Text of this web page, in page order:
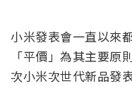
小米發表會一直以來
「平價」為其主要原
次小米次世代新品發